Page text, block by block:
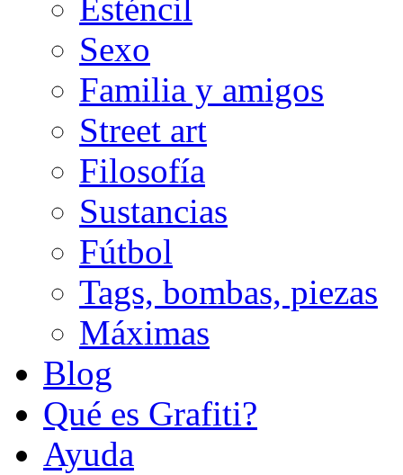
Esténcil
Sexo
Familia y amigos
Street art
Filosofía
Sustancias
Fútbol
Tags, bombas, piezas
Máximas
Blog
Qué es Grafiti?
Ayuda